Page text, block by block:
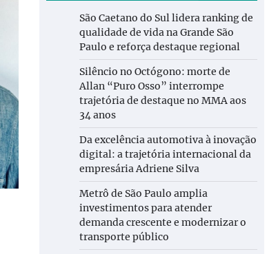
São Caetano do Sul lidera ranking de
qualidade de vida na Grande São
Paulo e reforça destaque regional
Silêncio no Octógono: morte de
Allan “Puro Osso” interrompe
trajetória de destaque no MMA aos
34 anos
Da excelência automotiva à inovação
digital: a trajetória internacional da
empresária Adriene Silva
Metrô de São Paulo amplia
investimentos para atender
demanda crescente e modernizar o
transporte público